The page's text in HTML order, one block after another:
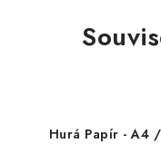
Hurá Papír - A4